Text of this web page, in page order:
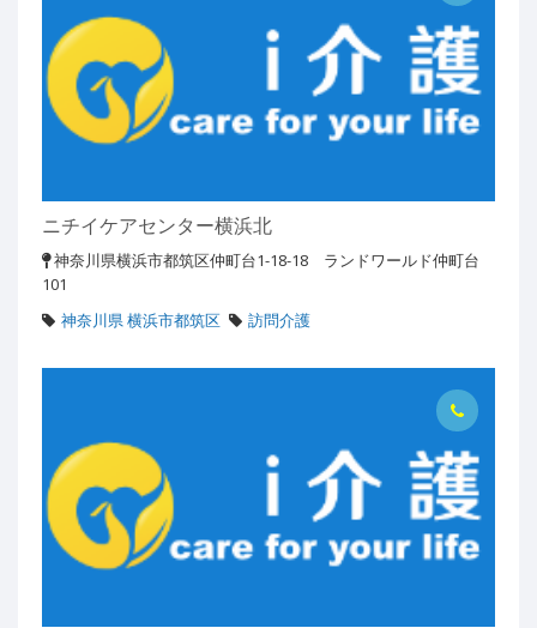
ニチイケアセンター横浜北
神奈川県横浜市都筑区仲町台1-18-18 ランドワールド仲町台
101
神奈川県 横浜市都筑区
訪問介護